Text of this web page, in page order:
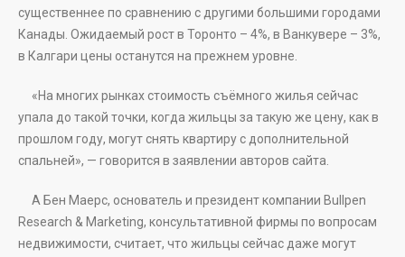
существеннее по сравнению с другими большими городами
Канады. Ожидаемый рост в Торонто – 4%, в Ванкувере – 3%,
в Калгари цены останутся на прежнем уровне.
«На многих рынках стоимость съёмного жилья сейчас
упала до такой точки, когда жильцы за такую же цену, как в
прошлом году, могут снять квартиру с дополнительной
спальней», — говорится в заявлении авторов сайта.
А Бен Маерс, основатель и президент компании Bullpen
Research & Marketing, консультативной фирмы по вопросам
недвижимости, считает, что жильцы сейчас даже могут